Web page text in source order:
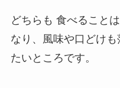
どちらも 食べること
なり、風味や口どけ
たいところです。